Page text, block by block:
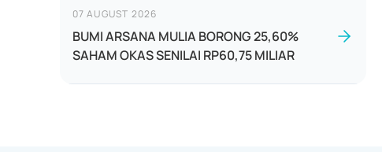
07 AUGUST 2026
BUMI ARSANA MULIA BORONG 25,60%
SAHAM OKAS SENILAI RP60,75 MILIAR